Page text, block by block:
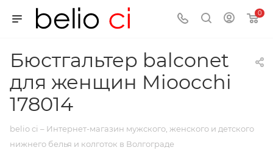
0
Бюстгальтер balconet
для женщин Mioocchi
178014
belio ci – Интернет-магазин мужского, женского и детского
нижнего белья и колготок в Волгограде